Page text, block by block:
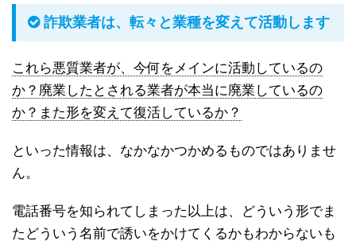
詐欺業者は、転々と業種を変えて活動します
これら悪質業者が、今何をメインに活動しているの
か？廃業したとされる業者が本当に廃業しているの
か？また形を変えて復活しているか？
といった情報は、なかなかつかめるものではありませ
ん。
電話番号を知られてしまった以上は、どういう形でま
たどういう名前で誘いをかけてくるかもわからないも